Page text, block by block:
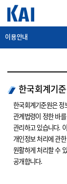
이용안내
한국회계기
한국회계기준원은
관계법령이 정한 바
관리하고 있습니다.
개인정보 처리에 관
원활하게 처리할 수
공개합니다.